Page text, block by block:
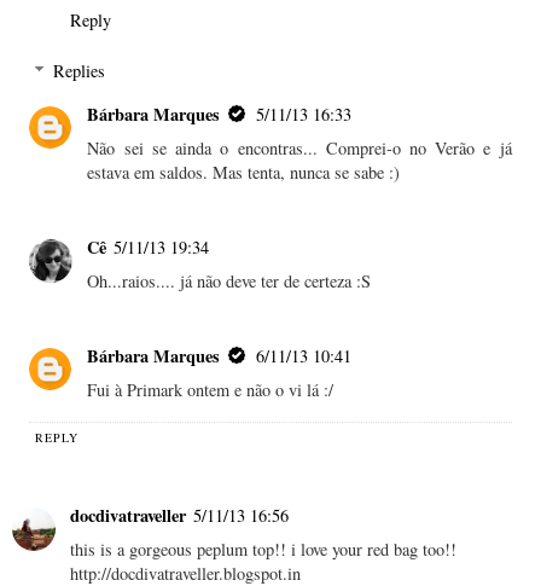
Reply
Replies
Bárbara Marques
5/11/13 16:33
Não sei se ainda o encontras... Comprei-o no Verão e já
estava em saldos. Mas tenta, nunca se sabe :)
Cê 5/11/13 19:34
Oh...raios.... já não deve ter de certeza :S
Bárbara Marques
6/11/13 10:41
Fui à Primark ontem e não o vi lá :/
REPLY
docdivatraveller 5/11/13 16:56
this is a gorgeous peplum top!! i love your red bag too!!
http://docdivatraveller.blogspot.in